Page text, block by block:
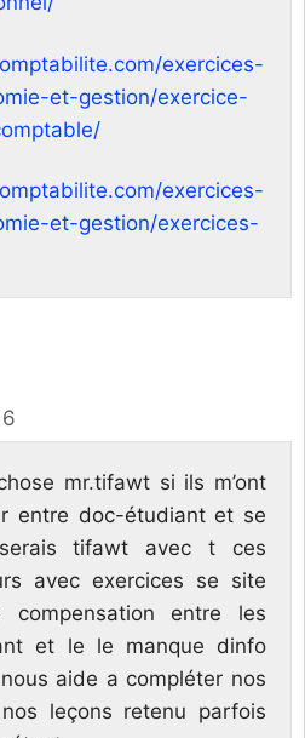
exercices-
et-gestion/exercice-
exercices-
et-gestion/exercices-
mr.tifawt si ils m’ont
entre doc-étudiant et se
tifawt avec t ces
avec exercices se site
entre les
et le le manque dinfo
aide a compléter nos
leçons retenu parfois